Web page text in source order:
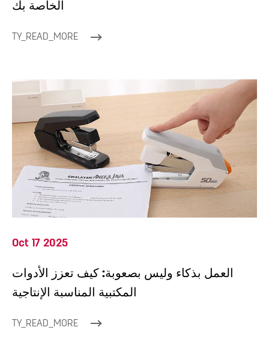
الخاصة بك
TY_READ_MORE
Oct 17 2025
العمل بذكاء وليس بصعوبة: كيف تعزز الأدوات
المكتبية المناسبة الإنتاجية
TY_READ_MORE